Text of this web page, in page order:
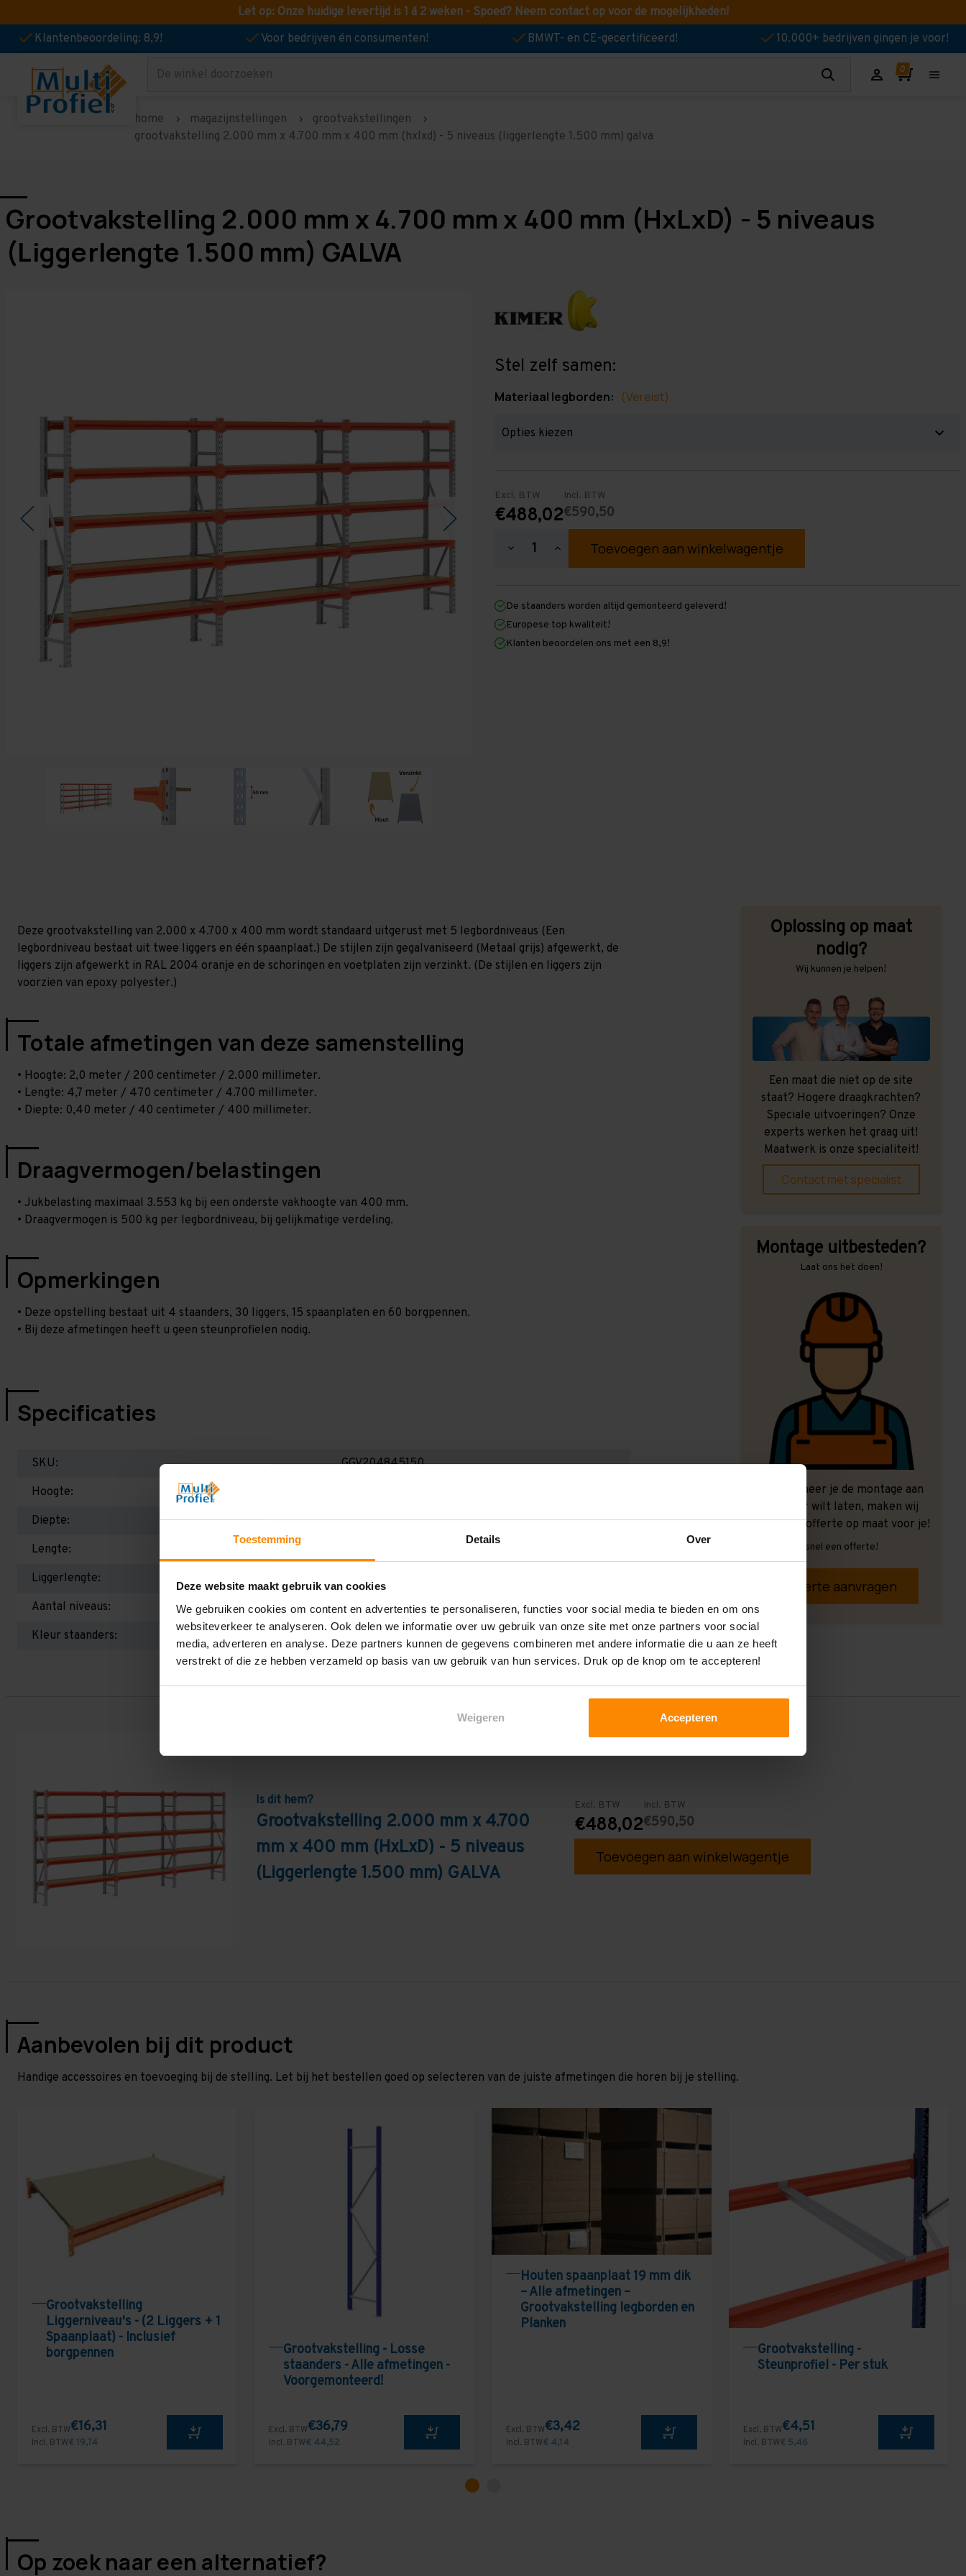
Toestemming Details Over
Deze website maakt gebruik van cookies
We gebruiken cookies om content en advertenties te personaliseren, functies voor social media te bieden en om ons
websiteverkeer te analyseren. Ook delen we informatie over uw gebruik van onze site met onze partners voor social
media, adverteren en analyse. Deze partners kunnen de gegevens combineren met andere informatie die u aan ze heeft
verstrekt of die ze hebben verzameld op basis van uw gebruik van hun services. Druk op de knop om te accepteren!
Weigeren Accepteren
Let op: Onze huidige levertijd is 1 á 2 weken - Spoed? Neem contact op voor de mogelijkheden!
Klantenbeoordeling: 8,9!
Voor bedrijven én consumenten! BMWT- en CE-gecertificeerd! 10.000+ bedrijven gingen je voor!
Zoeken
home magazijnstellingen
grootvakstellingen
grootvakstelling 2.000 mm x 4.700 mm x 400 mm (hxlxd) - 5 niveaus (liggerlengte 1.500 mm) galva
Grootvakstelling 2.000 mm x 4.700 mm x 400 mm (HxLxD) - 5 niveaus
(Liggerlengte 1.500 mm) GALVA
Stel zelf samen:
Materiaal legborden: (Vereist)
Excl. BTW
€488,02
Incl. BTW
€590,50
Hoeveelheid
2.000
mm
x
4.700
mm
Hoeveelheid
verhogen
2.000
mm
x
4.700
mm
De staanders worden altijd gemonteerd geleverd!
Europese top kwaliteit!
Klanten beoordelen ons met een 8,9!
Deze grootvakstelling van 2.000 x 4.700 x 400 mm wordt standaard uitgerust met 5 legbordniveaus (Een
legbordniveau bestaat uit twee liggers en één spaanplaat.) De stijlen zijn gegalvaniseerd (Metaal grijs) afgewerkt, de
liggers zijn afgewerkt in RAL 2004 oranje en de schoringen en voetplaten zijn verzinkt. (De stijlen en liggers zijn
voorzien van epoxy polyester.)
Totale afmetingen van deze samenstelling
• Hoogte: 2,0 meter / 200 centimeter / 2.000 millimeter.
• Lengte: 4,7 meter / 470 centimeter / 4.700 millimeter.
• Diepte: 0,40 meter / 40 centimeter / 400 millimeter.
Draagvermogen/belastingen
• Jukbelasting maximaal 3.553 kg bij een onderste vakhoogte van 400 mm.
• Draagvermogen is 500 kg per legbordniveau, bij gelijkmatige verdeling.
Opmerkingen
• Deze opstelling bestaat uit 4 staanders, 30 liggers, 15 spaanplaten en 60 borgpennen.
• Bij deze afmetingen heeft u geen steunprofielen nodig.
Specificaties
SKU:
GGV204845150
Hoogte:
Diepte:
400 mm
Lengte:
Liggerlengte:
1.500 mm
Aantal niveaus:
5
Kleur staanders:
Oplossing op maat
nodig?
Wij kunnen je helpen!
Een maat die niet op de site
staat? Hogere draagkrachten?
Speciale uitvoeringen? Onze
experts werken het graag uit!
Maatwerk is onze specialiteit!
Contact met specialist
Montage uitbesteden?
Laat ons het doen!
Ook wanneer je de montage aan
ons over wilt laten, maken wij
graag een offerte op maat voor je!
Vrijblijvend, snel een offerte!
Offerte aanvragen
Is dit hem?
Grootvakstelling 2.000 mm x 4.700
mm x 400 mm (HxLxD) - 5 niveaus
(Liggerlengte 1.500 mm) GALVA
Excl. BTW
€488,02
Incl. BTW
€590,50
Toevoegen aan winkelwagentje
Aanbevolen bij dit product
Handige accessoires en toevoeging bij de stelling. Let bij het bestellen goed op selecteren van de juiste afmetingen die horen bij je stelling.
Grootvakstelling
Liggerniveau's - (2 Liggers + 1
Spaanplaat) - Inclusief
borgpennen
Excl. BTW€16,31
Incl. BTW€ 19,74
Grootvakstelling - Losse
staanders - Alle afmetingen -
Voorgemonteerd!
Excl. BTW€36,79
Incl. BTW€ 44,52
Houten spaanplaat 19 mm dik
– Alle afmetingen –
Grootvakstelling legborden en
Planken
Excl. BTW€3,42
Incl. BTW€ 4,14
Grootvakstelling -
Steunprofiel - Per stuk
Excl. BTW€4,51
Incl. BTW€ 5,46
Op zoek naar een alternatief?